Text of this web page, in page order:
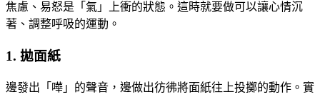
焦慮、易怒是「氣」上衝的狀態。這時就要做可以讓心情沉
著、調整呼吸的運動。
1. 拋面紙
邊發出「嘩」的聲音，邊做出彷彿將面紙往上投擲的動作。實